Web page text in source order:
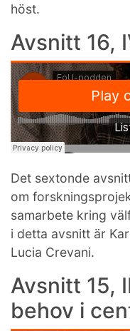
höst.
Avsnitt 16,
Det sextonde
om
samarbete kring
i detta avsnitt är
Lucia Crevani.
Avsnitt 15,
behov i